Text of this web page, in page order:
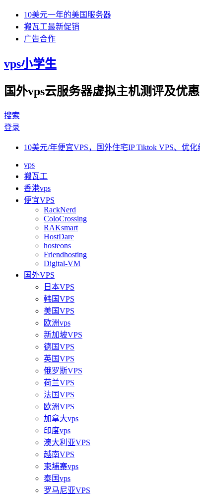
10美元一年的美国服务器
搬瓦工最新促销
广告合作
vps小学生
国外vps云服务器虚拟主机测评及优
搜索
登录
10美元/年便宜VPS，国外住宅IP Tiktok VPS、优
vps
搬瓦工
香港vps
便宜VPS
RackNerd
ColoCrossing
RAKsmart
HostDare
hosteons
Friendhosting
Digital-VM
国外VPS
日本VPS
韩国VPS
美国VPS
欧洲vps
新加坡VPS
德国VPS
英国VPS
俄罗斯VPS
荷兰VPS
法国VPS
欧洲VPS
加拿大vps
印度vps
澳大利亚VPS
越南VPS
柬埔寨vps
泰国vps
罗马尼亚VPS